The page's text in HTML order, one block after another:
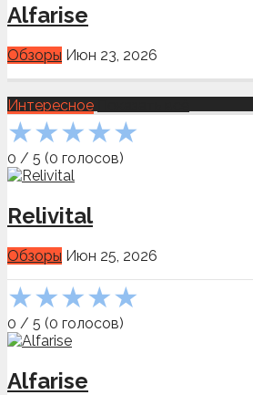
Alfarise
Обзоры Июн 23, 2026
Интересное
★★★★★
0 / 5 (0 голосов)
Relivital
Обзоры Июн 25, 2026
★★★★★
0 / 5 (0 голосов)
Alfarise